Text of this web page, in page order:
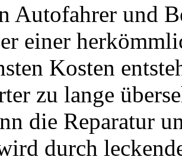
Autofahrer und
einer
Kosten
zu lange
die Reparatur
durch